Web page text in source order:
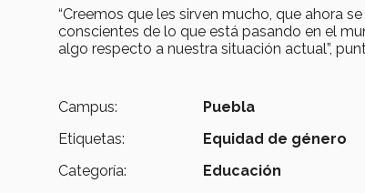
“Creemos que les sirven mucho, que ahora
conscientes de lo que está pasando en el
algo respecto a nuestra situación actual”,
Campus:
Puebla
Etiquetas:
Equidad de género
Categoría:
Educación